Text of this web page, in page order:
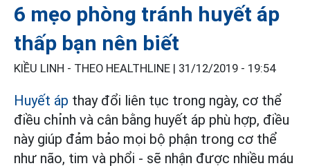
6 mẹo phòng tránh huyết áp
thấp bạn nên biết
KIỀU LINH - THEO HEALTHLINE | 31/12/2019 - 19:54
Huyết áp thay đổi liên tục trong ngày, cơ thể
điều chỉnh và cân bằng huyết áp phù hợp, điều
này giúp đảm bảo mọi bộ phận trong cơ thể
như não, tim và phổi - sẽ nhận được nhiều máu